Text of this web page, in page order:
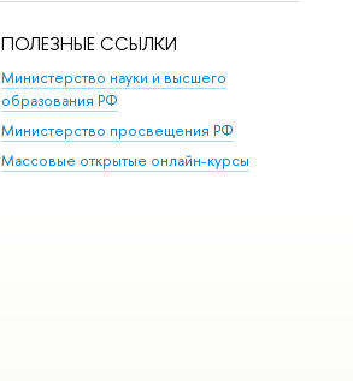
ПОЛЕЗНЫЕ ССЫЛКИ
Министерство науки и высшего
образования РФ
Министерство просвещения РФ
Массовые открытые онлайн-курсы